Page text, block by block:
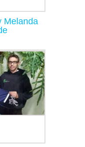
Melanda